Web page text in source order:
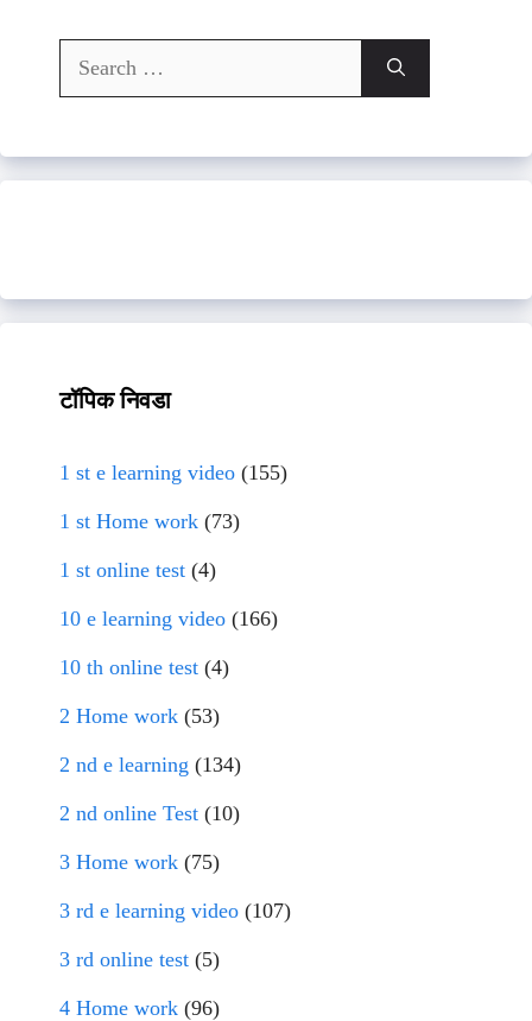
Search
for:
टॉपिक निवडा
1 st e learning video (155)
1 st Home work (73)
1 st online test (4)
10 e learning video (166)
10 th online test (4)
2 Home work (53)
2 nd e learning (134)
2 nd online Test (10)
3 Home work (75)
3 rd e learning video (107)
3 rd online test (5)
4 Home work (96)